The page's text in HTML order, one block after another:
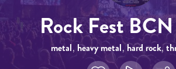
Rock Fest
metal, heavy metal,hard rock,
, hardcore